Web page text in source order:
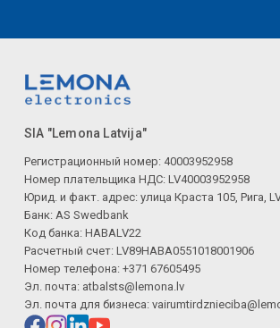
SIA "Lemona Latvija"
Регистрационный номер: 40003952958
Номер плательщика НДС: LV40003952958
Юрид. и факт. адрес: улица Краста 105, Рига,
Банк: AS Swedbank
Код банка: HABALV22
Расчетный счет: LV89HABA0551018001906
Номер телефона: +371 67605495
Эл. почта: atbalsts@lemona.lv
Эл. почта для бизнеса: